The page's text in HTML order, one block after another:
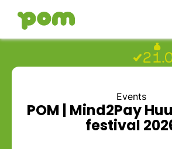
Ga naar Home
Events
POM | Mind2Pay
festival